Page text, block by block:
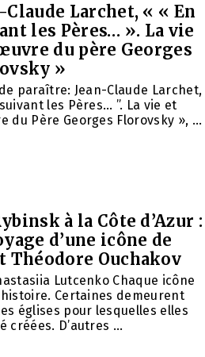
Claude Larchet, « « En
les Pères… ». La vie
du père Georges
»
paraître: Jean-Claude Larchet,
les Pères… ”. La vie et
du Père Georges Florovsky », ...
à la Côte d’Azur :
d’une icône de
Théodore Ouchakov
Lutcenko Chaque icône
Certaines demeurent
églises pour lesquelles elles
créées. D’autres ...